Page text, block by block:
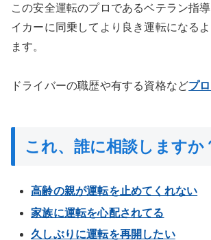
この安全運転のプロであるベテラン指
イカーに同乗してより良き運転になる
ます。
ドライバーの職歴や有する資格などプ
これ、誰に相談しますか
高齢の親が運転を止めてくれない
家族に運転を心配されてる
久しぶりに運転を再開したい